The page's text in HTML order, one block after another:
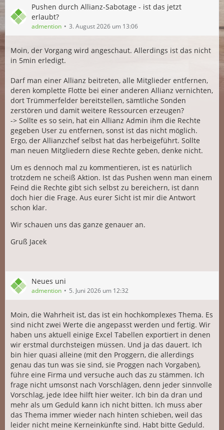
Pushen durch Allianz-Sabotage - ist das jetzt
erlaubt?
admention 3. August 2026 um 13:06
Moin, der Vorgang wird angeschaut. Allerdings ist das nicht
in 5min erledigt.
Darf man einer Allianz beitreten, alle Mitglieder entfernen,
deren komplette Flotte bei einer anderen Allianz vernichten,
dort Trümmerfelder bereitstellen, sämtliche Sonden
zerstören und damit weitere Ressourcen erzeugen?
-> Sollte es so sein, hat ein Allianz Admin ihm die Rechte
gegeben User zu entfernen, sonst ist das nicht möglich.
Ergo, der Allianzchef selbst hat das herbeigeführt. Sollte
man neuen Mitgliedern diese Rechte geben, denke nicht.
Um es dennoch mal zu kommentieren, ist es natürlich
trotzdem ne scheiß Aktion. Ist das Pushen wenn man einem
Feind die Rechte gibt sich selbst zu bereichern, ist dann
doch hier die Frage. Aus eurer Sicht ist mir die Antwort
schon klar.
Wir schauen uns das ganze genauer an.
Gruß Jacek
Neues uni
admention 5. Juni 2026 um 12:32
Moin, die Wahrheit ist, das ist ein hochkomplexes Thema. Es
sind nicht zwei Werte die angepasst werden und fertig. Wir
haben uns aktuell einige Excel Tabellen exportiert in denen
wir erstmal durchsteigen müssen. Und ja das dauert. Ich
bin hier quasi alleine (mit den Proggern, die allerdings
genau das tun was sie sind, sie Proggen nach Vorgaben),
führe eine Firma und versuche auch das zu stämmen. Ich
frage nicht umsonst nach Vorschlägen, denn jeder sinnvolle
Vorschlag, jede Idee hilft hier weiter. Ich bin da dran und
mehr als um Geduld kann ich nicht bitten. Ich muss aber
das Thema immer wieder nach hinten schieben, weil das
leider nicht meine Kerneinkünfte sind. Habt bitte Geduld.